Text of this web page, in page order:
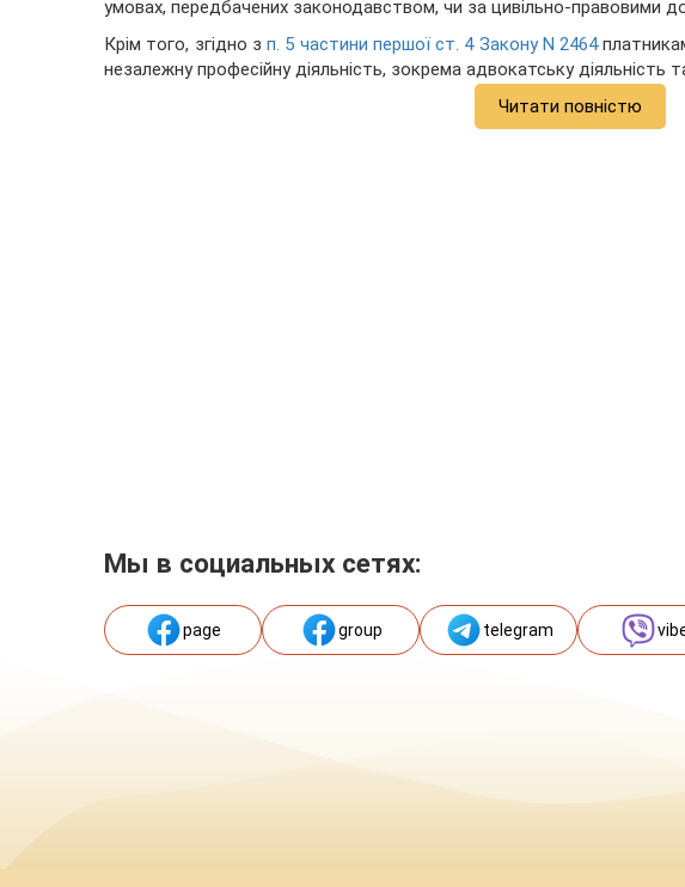
умовах, передбачених законодавством, чи за цивільно-правовими
Крім того, згідно зп. 5 частини першої ст. 4 Закону N 2464
незалежну професійну діяльність, зокрема адвокатську діяльність
Читати повністю
Мы в социальных сетях:
page group telegram